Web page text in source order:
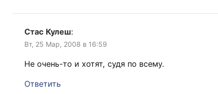
Стас Кулеш:
Вт, 25 Мар, 2008 в 16:59
Не очень-то и хотят, судя по всему.
Ответить